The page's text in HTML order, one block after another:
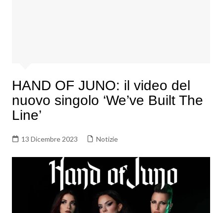
HAND OF JUNO: il video del
nuovo singolo ‘We’ve Built The
Line’
13 Dicembre 2023 Notizie